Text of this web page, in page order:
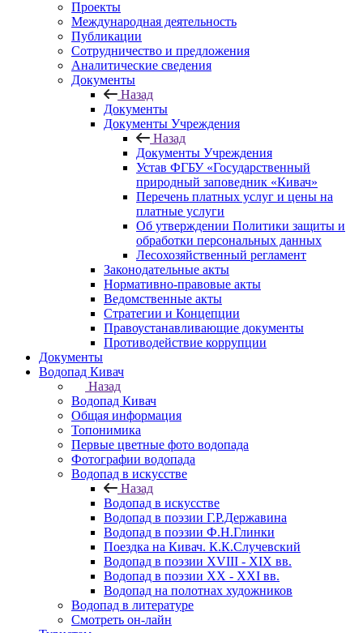
Проекты
Международная деятельность
Публикации
Сотрудничество и предложения
Аналитические сведения
Документы
Назад
Документы
Документы Учреждения
Назад
Документы Учреждения
Устав ФГБУ «Государственный
природный заповедник «Кивач»
Перечень платных услуг и цены на
платные услуги
Об утверждении Политики защиты и
обработки персональных данных
Лесохозяйственный регламент
Законодательные акты
Нормативно-правовые акты
Ведомственные акты
Стратегии и Концепции
Правоустанавливающие документы
Противодействие коррупции
Документы
Водопад Кивач
Назад
Водопад Кивач
Общая информация
Топонимика
Первые цветные фото водопада
Фотографии водопада
Водопад в искусстве
Назад
Водопад в искусстве
Водопад в поэзии Г.Р.Державина
Водопад в поэзии Ф.Н.Глинки
Поездка на Кивач. К.К.Случевский
Водопад в поэзии XVIII - XIX вв.
Водопад в поэзии XX - XXI вв.
Водопад на полотнах художников
Водопад в литературе
Смотреть он-лайн